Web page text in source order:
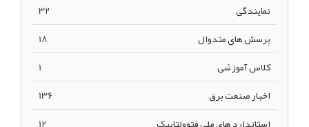
نمایندگی
32
پرسش های متدوال
18
کلاس آموزشی
1
اخبار صنعت برق
136